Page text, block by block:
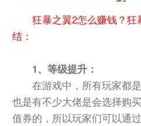
狂暴之翼2怎么赚钱？
结：
1、等级提升：
在游戏中，所有玩家都
也是有不少大佬是会选择购
值券的，所以玩家们可以通